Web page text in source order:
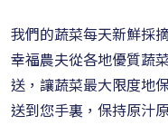
我們的蔬菜每天新鮮採
幸福農夫從各地優質蔬
送，讓蔬菜最大限度地
送到您手裏，保持原汁